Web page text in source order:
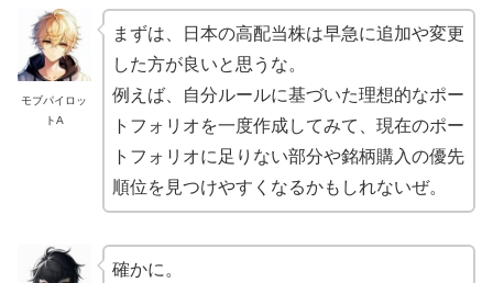
モブパイロッ
トA
まずは、日本の高配当株は早急に追加や変更
した方が良いと思うな。
例えば、自分ルールに基づいた理想的なポー
トフォリオを一度作成してみて、現在のポー
トフォリオに足りない部分や銘柄購入の優先
順位を見つけやすくなるかもしれないぜ。
確かに。